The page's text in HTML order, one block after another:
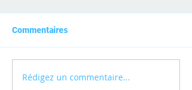
Commentaires
Rédigez un commentaire...